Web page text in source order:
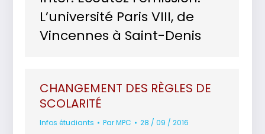
L’université Paris VIII, de
Vincennes à Saint-Denis
CHANGEMENT DES RÈGLES DE
SCOLARITÉ
Infos étudiants ParMPC 28 / 09 / 2016